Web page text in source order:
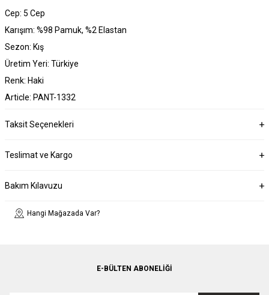
Cep: 5 Cep
Karışım: %98 Pamuk, %2 Elastan
Sezon: Kış
Üretim Yeri: Türkiye
Renk: Haki
Article: PANT-1332
Taksit Seçenekleri
Teslimat ve Kargo
Bakım Kılavuzu
Hangi Mağazada Var?
E-BÜLTEN ABONELIĞI